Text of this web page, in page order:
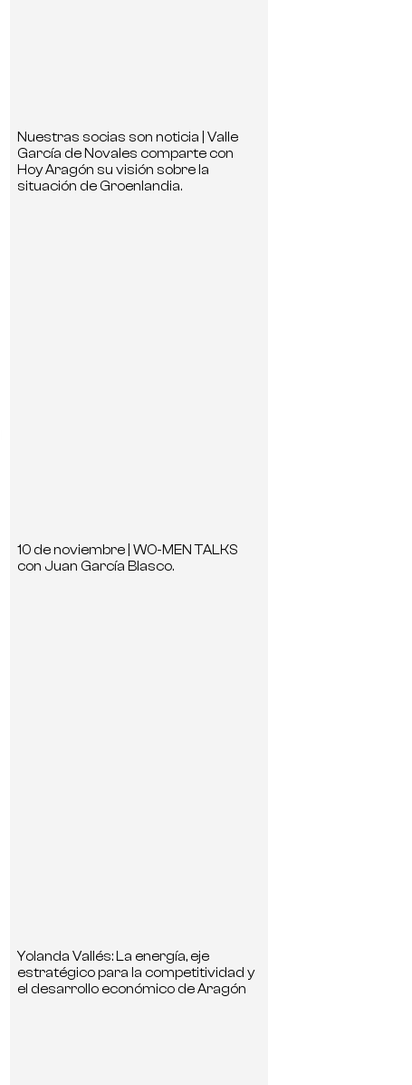
Nuestras socias son noticia | Valle
García de Novales comparte con
Hoy Aragón su visión sobre la
situación de Groenlandia.
10 de noviembre | WO-MEN TALKS
con Juan García Blasco.
Yolanda Vallés: La energía, eje
estratégico para la competitividad y
el desarrollo económico de Aragón